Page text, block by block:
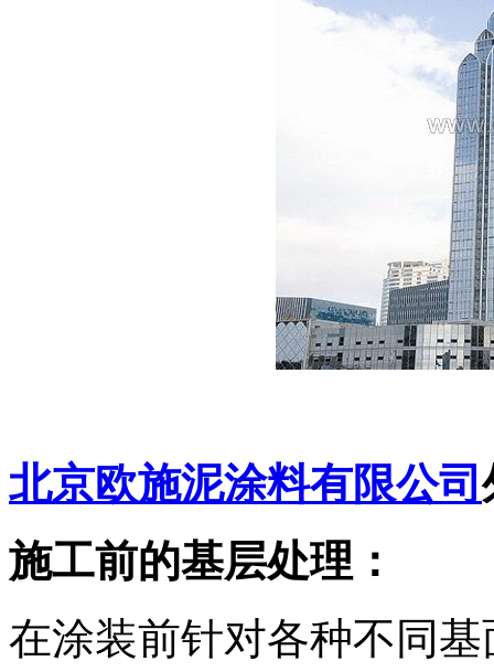
北京欧施泥涂料有限公司
施工前的基层处理：
在涂装前针对各种不同